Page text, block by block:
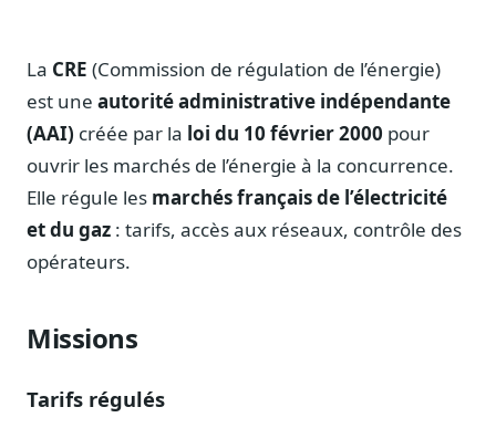
Fiches parlementaires
Parcours, mandats, prises de position
Registre HATVP
Cartographier l'influence sur un dossier
Affaires réglementaires
Fédérations & plaidoyer
La CRE (Commission de régulation de l’énergie)
est une autorité administrative indépendante
(AAI) créée par la loi du 10 février 2000 pour
ouvrir les marchés de l’énergie à la concurrence.
Elle régule les marchés français de l’électricité
et du gaz : tarifs, accès aux réseaux, contrôle des
opérateurs.
Missions
Tarifs régulés